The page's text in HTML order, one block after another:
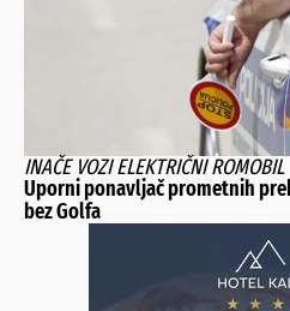
INAČE VOZI ELEKTRIČNI ROMOBIL
Uporni ponavljač prometnih
bez Golfa